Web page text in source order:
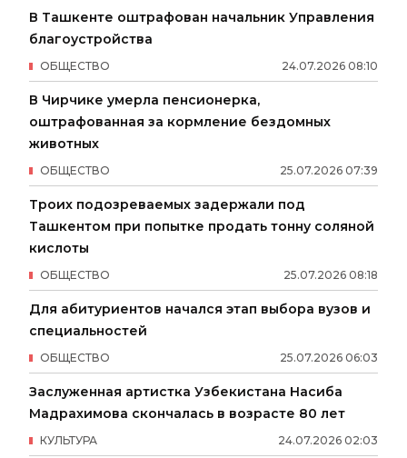
В Ташкенте оштрафован начальник Управления
благоустройства
24.07.2026 08:10
ОБЩЕСТВО
В Чирчике умерла пенсионерка,
оштрафованная за кормление бездомных
животных
25.07.2026 07:39
ОБЩЕСТВО
Троих подозреваемых задержали под
Ташкентом при попытке продать тонну соляной
кислоты
25.07.2026 08:18
ОБЩЕСТВО
Для абитуриентов начался этап выбора вузов и
специальностей
25.07.2026 06:03
ОБЩЕСТВО
Заслуженная артистка Узбекистана Насиба
Мадрахимова скончалась в возрасте 80 лет
24.07.2026 02:03
КУЛЬТУРА